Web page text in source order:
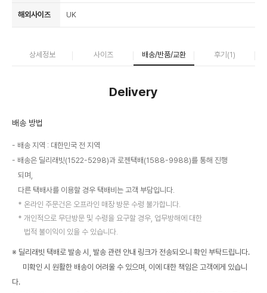
해외사이즈 UK
상세정보 사이즈 배송/반품/교환 후기(1)
Delivery
배송 방법
배송 지역 : 대한민국 전 지역
배송은 딜리래빗(1522-5298)과 로젠택배(1588-9988)를 통해 진행
되며,
다른 택배사를 이용할 경우 택배비는 고객 부담입니다.
온라인 주문건은 오프라인 매장 방문 수령 불가합니다.
개인적으로 무단방문 및 수령을 요구할 경우, 업무방해에 대한
법적 불이익이 있을 수 있습니다.
※ 딜리래빗 택배로 발송 시, 발송 관련 안내 링크가 전송되오니 확인 부탁드립니다.
미확인 시 원활한 배송이 어려울 수 있으며, 이에 대한 책임은 고객에게 있습니
다.